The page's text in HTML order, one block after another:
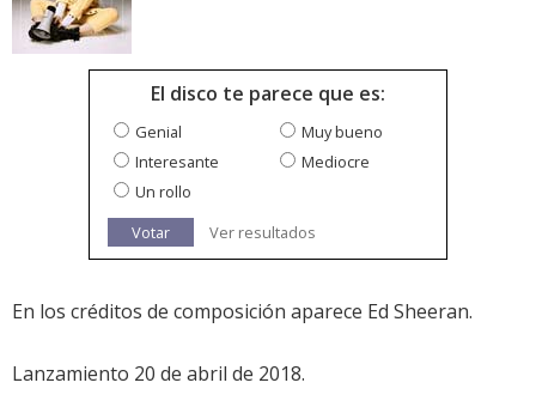
El disco te parece que es:
Genial
Muy bueno
Interesante
Mediocre
Un rollo
Votar
Ver resultados
En los créditos de composición aparece Ed Sheeran.
Lanzamiento 20 de abril de 2018.